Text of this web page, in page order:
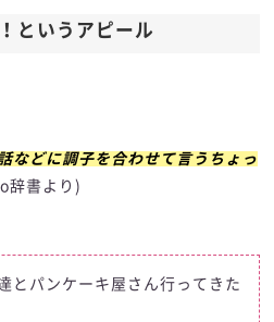
というアピール
などに調子を合わせて言うちょっ
辞書より)
とパンケーキ屋さん行ってきた